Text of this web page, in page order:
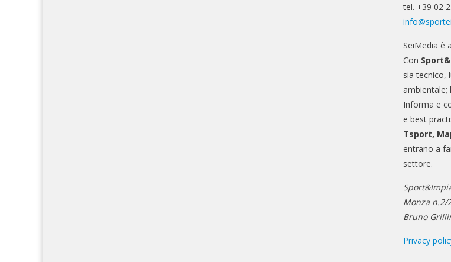
tel. +39 02
SeiMedia è
Con
sia tecnico,
ambientale;
Informa e
e best
Tsport,
entrano a
settore.
Monza n.2/
Bruno
Privacy